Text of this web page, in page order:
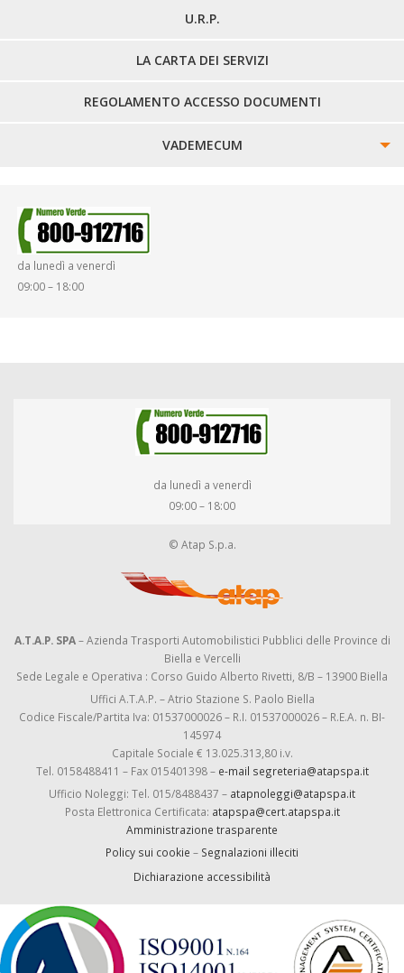
U.R.P.
LA CARTA DEI SERVIZI
REGOLAMENTO ACCESSO DOCUMENTI
VADEMECUM
SMARRIMENTO OGGETTI
da lunedì a venerdì
09:00 – 18:00
da lunedì a venerdì
09:00 – 18:00
© Atap S.p.a.
A.T.A.P. SPA– Azienda Trasporti Automobilistici Pubblici delle Province di
Biella e Vercelli
Sede Legale e Operativa : Corso Guido Alberto Rivetti, 8/B – 13900 Biella
Uffici A.T.A.P. – Atrio Stazione S. Paolo Biella
Codice Fiscale/Partita Iva: 01537000026 – R.I. 01537000026 – R.E.A. n. BI-
145974
Capitale Sociale € 13.025.313,80 i.v.
Tel. 0158488411 – Fax 015401398 – e-mail segreteria@atapspa.it
Ufficio Noleggi: Tel. 015/8488437 – atapnoleggi@atapspa.it
Posta Elettronica Certificata: atapspa@cert.atapspa.it
Amministrazione trasparente
Policy sui cookie – Segnalazioni illeciti
Dichiarazione accessibilità